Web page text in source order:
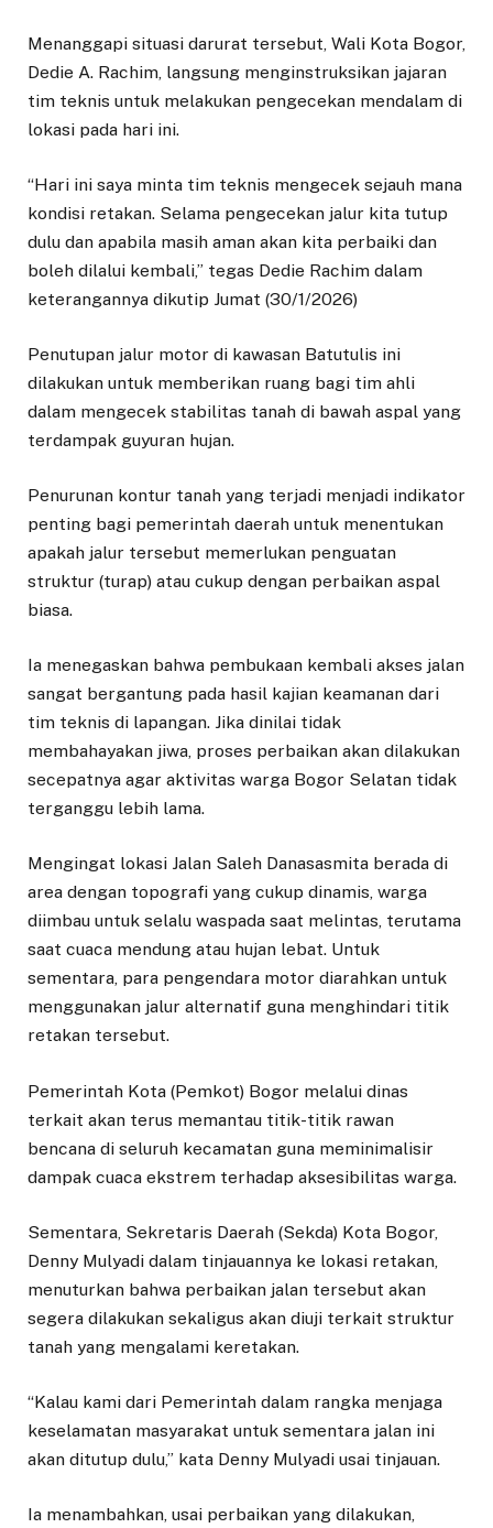
Menanggapi situasi darurat tersebut, Wali Kota Bogor,
Dedie A. Rachim, langsung menginstruksikan jajaran
tim teknis untuk melakukan pengecekan mendalam di
lokasi pada hari ini.
“Hari ini saya minta tim teknis mengecek sejauh mana
kondisi retakan. Selama pengecekan jalur kita tutup
dulu dan apabila masih aman akan kita perbaiki dan
boleh dilalui kembali,” tegas Dedie Rachim dalam
keterangannya dikutip Jumat (30/1/2026)
Penutupan jalur motor di kawasan Batutulis ini
dilakukan untuk memberikan ruang bagi tim ahli
dalam mengecek stabilitas tanah di bawah aspal yang
terdampak guyuran hujan.
Penurunan kontur tanah yang terjadi menjadi indikator
penting bagi pemerintah daerah untuk menentukan
apakah jalur tersebut memerlukan penguatan
struktur (turap) atau cukup dengan perbaikan aspal
biasa.
Ia menegaskan bahwa pembukaan kembali akses jalan
sangat bergantung pada hasil kajian keamanan dari
tim teknis di lapangan. Jika dinilai tidak
membahayakan jiwa, proses perbaikan akan dilakukan
secepatnya agar aktivitas warga Bogor Selatan tidak
terganggu lebih lama.
Mengingat lokasi Jalan Saleh Danasasmita berada di
area dengan topografi yang cukup dinamis, warga
diimbau untuk selalu waspada saat melintas, terutama
saat cuaca mendung atau hujan lebat. Untuk
sementara, para pengendara motor diarahkan untuk
menggunakan jalur alternatif guna menghindari titik
retakan tersebut.
Pemerintah Kota (Pemkot) Bogor melalui dinas
terkait akan terus memantau titik-titik rawan
bencana di seluruh kecamatan guna meminimalisir
dampak cuaca ekstrem terhadap aksesibilitas warga.
Sementara, Sekretaris Daerah (Sekda) Kota Bogor,
Denny Mulyadi dalam tinjauannya ke lokasi retakan,
menuturkan bahwa perbaikan jalan tersebut akan
segera dilakukan sekaligus akan diuji terkait struktur
tanah yang mengalami keretakan.
“Kalau kami dari Pemerintah dalam rangka menjaga
keselamatan masyarakat untuk sementara jalan ini
akan ditutup dulu,” kata Denny Mulyadi usai tinjauan.
Ia menambahkan, usai perbaikan yang dilakukan,